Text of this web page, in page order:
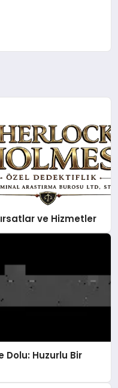
ve Hizmetler
Dolu: Huzurlu Bir